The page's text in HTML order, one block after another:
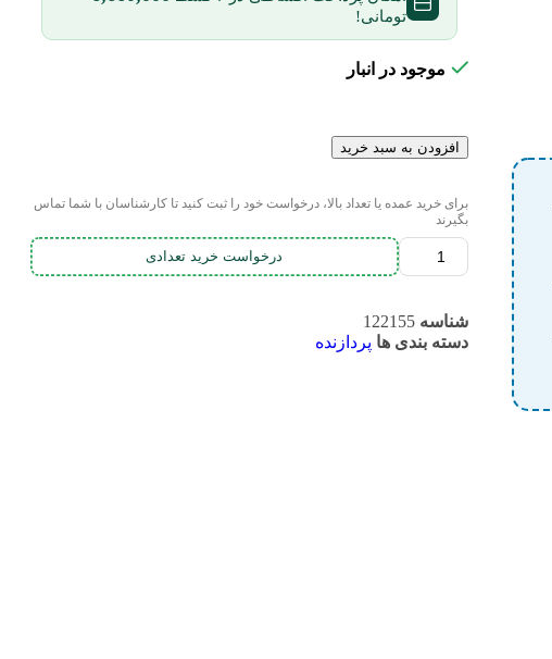
تومانی!
موجود در انبار
افزودن به سبد خرید
برای خرید عمده یا تعداد بالا، درخواست خود را ثبت کنید تا کارشناسان با شما تماس
بگیرند
درخواست خرید تعدادی
شناسه122155
دسته بندی ها پردازنده